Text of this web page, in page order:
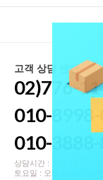
고객 상담 센터
02)776-
010-
010-
상담시간 : 오전 10:00 ~ 오
토요일 : 오전 11:00 - 오후